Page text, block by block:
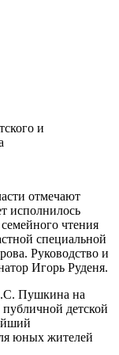
и
отмечают
исполнилось
чтения
специальной
Руководство и
Игорь Руденя.
Пушкина на
детской
юных жителей